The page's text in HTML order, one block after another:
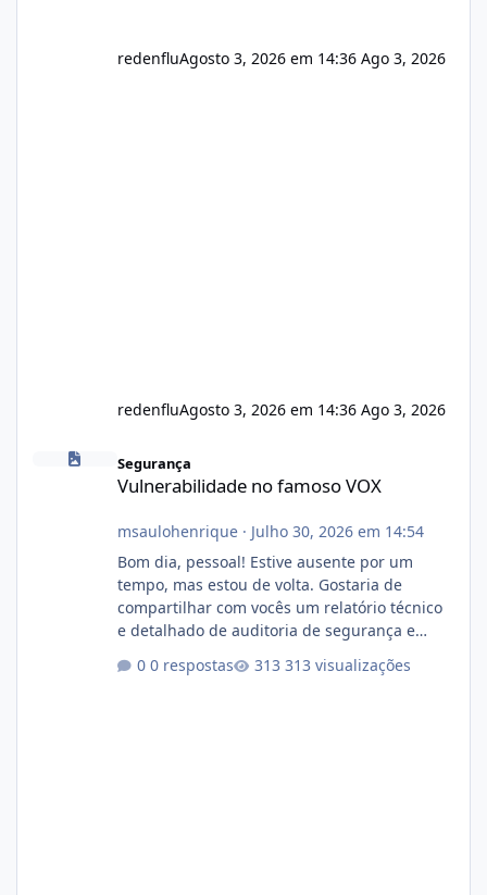
redenfluAgosto 3, 2026 em 14:36 Ago 3, 2026
redenfluAgosto 3, 2026 em 14:36 Ago 3, 2026
Vulnerabilidade no famoso VOX
Segurança
Vulnerabilidade no famoso VOX
msaulohenrique· Julho 30, 2026 em 14:54
Bom dia, pessoal! Estive ausente por um
tempo, mas estou de volta. Gostaria de
compartilhar com vocês um relatório técnico
e detalhado de auditoria de segurança e
atualmente em circulação e comercialização
0 respostas 313 visualizações